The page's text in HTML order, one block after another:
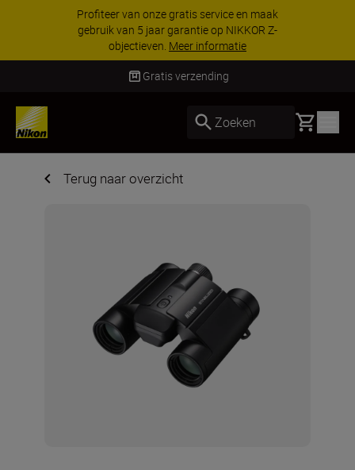
Profiteer van onze gratis service en maak
gebruik van 5 jaar garantie op NIKKOR Z-
objectieven. Meer informatie
Gratis verzending
Zoeken Basket
Terug naar overzicht